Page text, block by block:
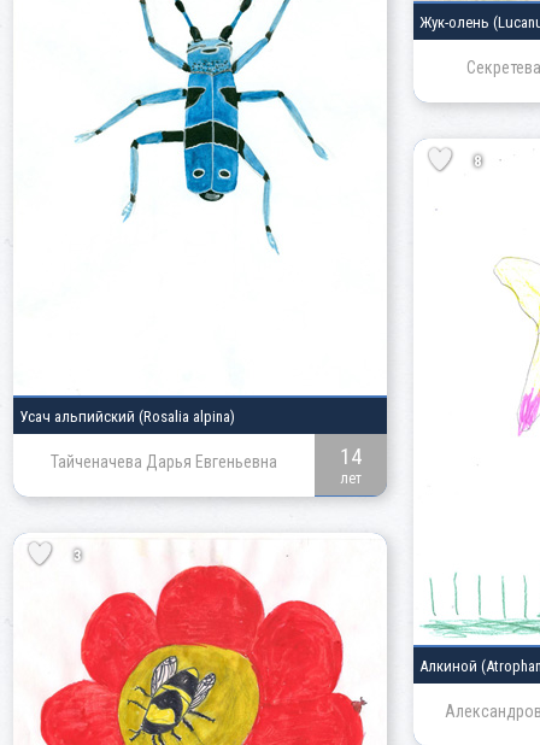
Жук-олень
Усач альпийский (Rosalia alpina)
Тайченачева Дарья Евгеньевна 14
лет
8
Алкиной
3